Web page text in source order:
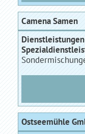
Camena Samen
Ostseemühle